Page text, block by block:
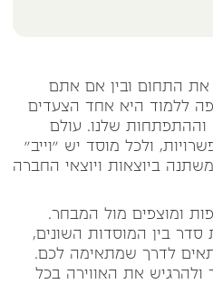
את התחום ובין אם אתם
ללמוד היא אחד הצעדים
שלנו. עולם
ולכל מוסד יש "וייב"
ביוצאות ויוצאי החברה
ומוצפים מול המבחר.
בין המוסדות השונים,
לדרך שמתאימה לכם.
ולהרגיש את האווירה בכל